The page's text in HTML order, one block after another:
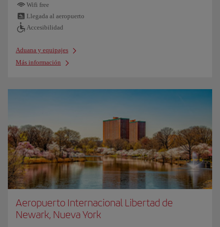
Wifi free
Llegada al aeropuerto
Accesibilidad
Aduana y equipajes
Más información
Aeropuerto Internacional Libertad de
Newark, Nueva York